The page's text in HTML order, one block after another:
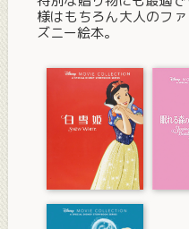
様はもちろん大人のフ
ズニー絵本。